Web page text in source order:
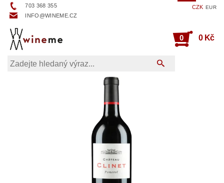
703 368 355
INFO@WINEME.CZ
CZK EUR
0 0 Kč